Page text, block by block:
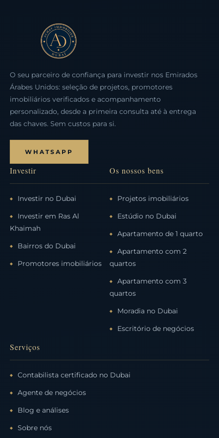
O seu parceiro de confiança para investir nos Emirados
Árabes Unidos: seleção de projetos, promotores
imobiliários verificados e acompanhamento
personalizado, desde a primeira consulta até à entrega
das chaves. Sem custos para si.
WHATSAPP
Investir
Investir no Dubai
Investir em Ras Al
Khaimah
Bairros do Dubai
Promotores imobiliários
Os nossos bens
Projetos imobiliários
Estúdio no Dubai
Apartamento de 1 quarto
Apartamento com 2
quartos
Apartamento com 3
quartos
Moradia no Dubai
Escritório de negócios
Serviços
Contabilista certificado no Dubai
Agente de negócios
Blog e análises
Sobre nós